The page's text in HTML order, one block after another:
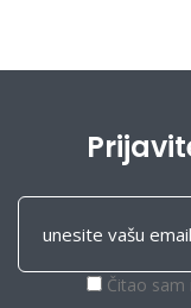
Čitao sam